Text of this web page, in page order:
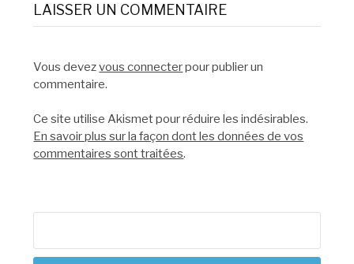
LAISSER UN COMMENTAIRE
Vous devezvous connecterpour publier un
commentaire.
Ce site utilise Akismet pour réduire les indésirables.
En savoir plus sur la façon dont les données de vos
commentaires sont traitées.